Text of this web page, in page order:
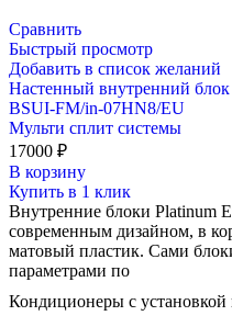
Сравнить
Быстрый просмотр
Добавить в список желаний
Настенный внутренний
BSUI-FM/in-07HN8/EU
Мульти сплит системы
17000 ₽
В корзину
Купить в 1 клик
Внутренние блоки Platinum
современным дизайном, в
матовый пластик. Сами
параметрами по
Кондиционеры с установкой